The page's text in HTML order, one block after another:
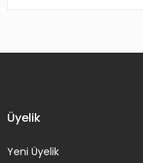
Üyelik
Yeni Üyelik